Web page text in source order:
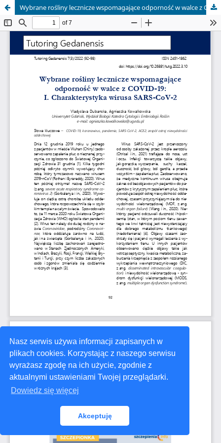
Nasz serwis używa informacji zapisanych w
plikach cookies. Korzystając z naszego serwisu
wyrażasz zgodę na ich użycie, zgodnie z
aktualnymi ustawieniami Twojej przeglądarki.
Dowiedz się więcej
Akceptuję
Wybrane rośliny lecznicze wspomagające odporność w walce z COVID-19: I. Charakterystyka wirusa SARS-CoV-2